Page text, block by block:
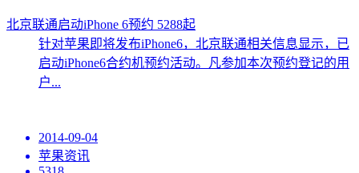
北京联通启动iPhone 6预约 5288起
针对苹果即将发布iPhone6，北京联通相关信息显示，已
启动iPhone6合约机预约活动。凡参加本次预约登记的用
户...
2014-09-04
苹果资讯